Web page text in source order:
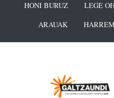
HONI BURUZ LEGE
ARAUAK